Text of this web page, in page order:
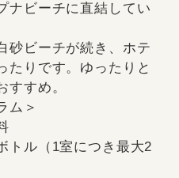
ナビーチに直結してい
砂ビーチが続き、ホテ
たりです。ゆったりと
すすめ。
ム＞
トル（1室につき最大2